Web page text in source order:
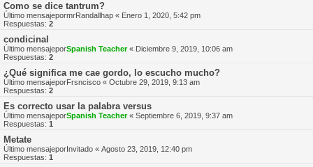
Como se dice tantrum?
Último mensajepormrRandallhap « Enero 1, 2020, 5:42 pm
Respuestas: 2
condicinal
Último mensajeporSpanish Teacher« Diciembre 9, 2019, 10:06 am
Respuestas: 2
¿Qué significa me cae gordo, lo escucho mucho?
Último mensajeporFrsncisco « Octubre 29, 2019, 9:13 am
Respuestas: 2
Es correcto usar la palabra versus
Último mensajeporSpanish Teacher« Septiembre 6, 2019, 9:37 am
Respuestas: 1
Metate
Último mensajeporInvitado « Agosto 23, 2019, 12:40 pm
Respuestas: 1